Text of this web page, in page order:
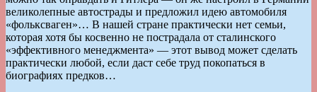
великолепные автострады и предложил идею автомобиля
«фольксваген»… В нашей стране практически нет семьи,
которая хотя бы косвенно не пострадала от сталинского
«эффективного менеджмента» — этот вывод может сделать
практически любой, если даст себе труд покопаться в
биографиях предков…